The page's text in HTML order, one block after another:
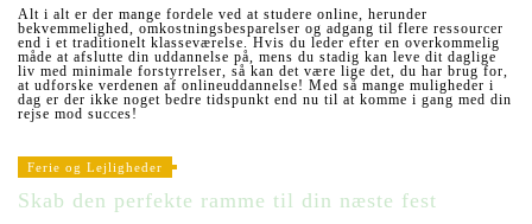
Alt i alt er der mange fordele ved at studere online, herunder
bekvemmelighed, omkostningsbesparelser og adgang til flere ressourcer
end i et traditionelt klasseværelse. Hvis du leder efter en overkommelig
måde at afslutte din uddannelse på, mens du stadig kan leve dit daglige
liv med minimale forstyrrelser, så kan det være lige det, du har brug for,
at udforske verdenen af onlineuddannelse! Med så mange muligheder i
dag er der ikke noget bedre tidspunkt end nu til at komme i gang med din
rejse mod succes!
Ferie og Lejligheder
Skab den perfekte ramme til din næste fest